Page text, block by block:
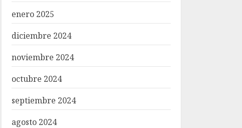
enero 2025
diciembre 2024
noviembre 2024
octubre 2024
septiembre 2024
agosto 2024